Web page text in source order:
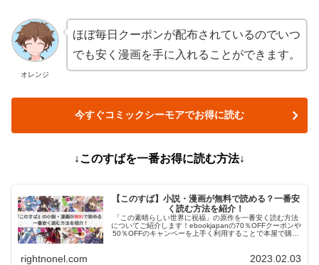
オレンジ
ほぼ毎日クーポンが配布されているのでいつ
でも安く漫画を手に入れることができます。
今すぐコミックシーモアでお得に読む
↓このすばを一番お得に読む方法↓
【このすば】小説・漫画が無料で読める？一番安
く読む方法を紹介！
「この素晴らしい世界に祝福」の原作を一番安く読む方法
についてご紹介します！ebookjapanの70％OFFクーポンや
50％OFFのキャンペーを上手く利用することで本屋で購入
rightnonel.com 2023.02.03